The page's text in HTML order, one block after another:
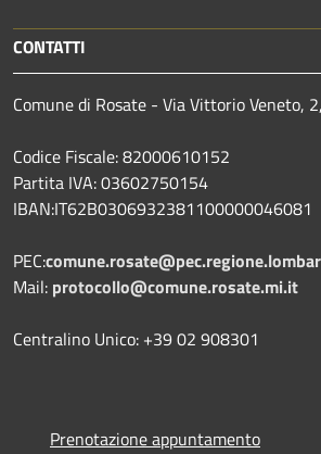
CONTATTI
Comune di Rosate - Via Vittorio Veneto,
Codice Fiscale: 82000610152
Partita IVA: 03602750154
IBAN:IT62B0306932381100000046081
PEC:
Mail: protocollo@comune.rosate.mi.it
Centralino Unico: +39 02 908301
Prenotazione appuntamento